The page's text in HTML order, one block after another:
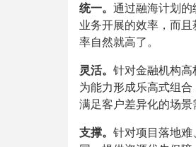
统一。 通过融海计划
业务开展的效率，而
率自然就高了。
灵活。 针对金融机构
为能力形成乐高式组
满足客户差异化的场景
支撑。 针对项目落地